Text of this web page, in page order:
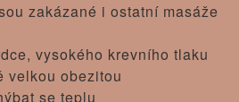
zakázané i ostatní masáže
vysokého krevního tlaku
velkou obezitou
se teplu